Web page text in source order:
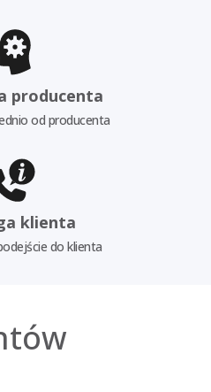
producenta
od producenta
klienta
do klienta